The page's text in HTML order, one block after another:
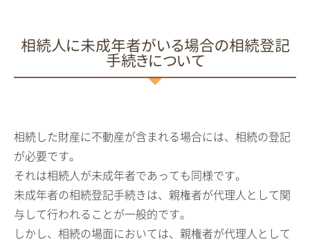
相続人に未成年者がいる場合の相続登記
手続きについて
相続した財産に不動産が含まれる場合には、相続の登記
が必要です。
それは相続人が未成年者であっても同様です。
未成年者の相続登記手続きは、親権者が代理人として関
与して行われることが一般的です。
しかし、相続の場面においては、親権者が代理人として